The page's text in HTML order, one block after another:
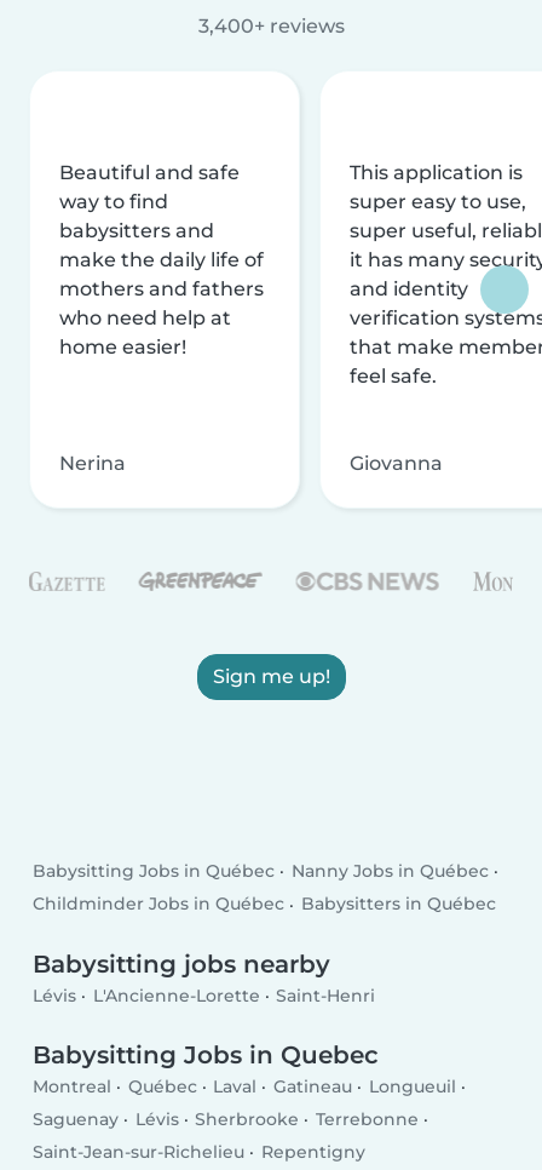
3,400+ reviews
Beautiful and safe
way to find
babysitters and
make the daily life of
mothers and fathers
who need help at
home easier!
Nerina
This application is
super easy to use,
super useful,
it has many
and identity
verification
that make
feel safe.
Giovanna
Sign me up!
Babysitting Jobs in Québec
Nanny Jobs in Québec
Childminder Jobs in Québec
Babysitters in Québec
Babysitting jobs nearby
Lévis L'Ancienne-Lorette Saint-Henri
Babysitting Jobs in Quebec
Montreal Québec Laval Gatineau
Longueuil
Saguenay
Lévis Sherbrooke
Terrebonne
Saint-Jean-sur-Richelieu
Repentigny